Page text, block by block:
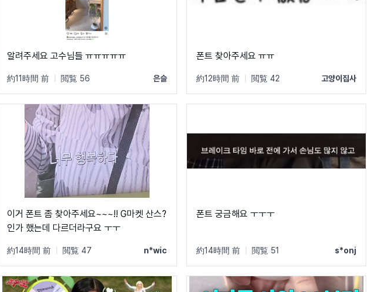
알려주세요 고수님들 ㅠㅠㅠㅠㅠ
約11時間 前 閲覧 56 은슬
폰트 찾아주세요 ㅠㅠ
約12時間 前 閲覧 42 고양이집사
이거 폰트 좀 찾아주세요~~~!! G마켓 산스?
인가 했는데 다르더라구요 ㅜㅜ
約14時間 前 閲覧 47 n*wic
폰트 궁금해요 ㅜㅜㅜ
約14時間 前 閲覧 51 s*onj